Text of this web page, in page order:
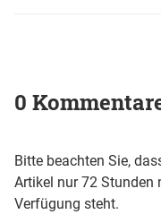
0
Bitte beachten Sie,
Artikel nur 72
Verfügung steht.